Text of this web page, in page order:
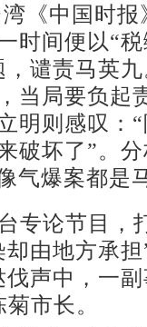
《中国时
时间便以“税
谴责马英
当局要负起
明则感叹：
破坏了”。
气爆案都是
论节目，
由地方承
声中，一
市长。